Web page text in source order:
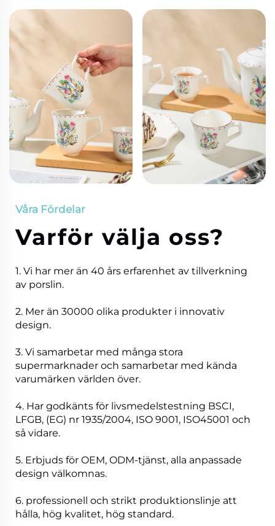
Våra Fördelar
Varför välja oss?
1. Vi har mer än 40 års erfarenhet av tillverkning
av porslin.
2. Mer än 30000 olika produkter i innovativ
design.
3. Vi samarbetar med många stora
supermarknader och samarbetar med kända
varumärken världen över.
4. Har godkänts för livsmedelstestning BSCI,
LFGB, (EG) nr 1935/2004, ISO 9001, ISO45001 och
så vidare.
5. Erbjuds för OEM, ODM-tjänst, alla anpassade
design välkomnas.
6. professionell och strikt produktionslinje att
hålla, hög kvalitet, hög standard.